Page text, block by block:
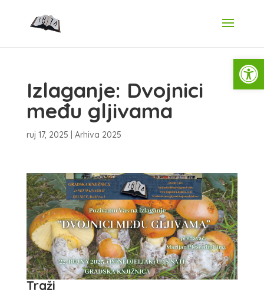
Izlaganje: Dvojnici
među gljivama
ruj 17, 2025 Arhiva 2025
Traži